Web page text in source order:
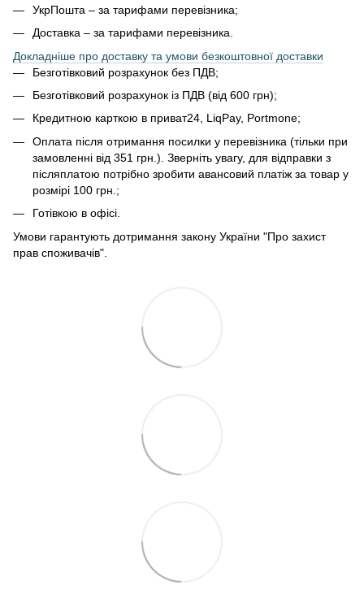
УкрПошта – за тарифами перевізника;
Доставка – за тарифами перевізника.
Докладніше про доставку та умови безкоштовної доставки
Безготівковий розрахунок без ПДВ;
Безготівковий розрахунок із ПДВ (від 600 грн);
Кредитною карткою в приват24, LiqPay, Portmone;
Оплата після отримання посилки у перевізника (тільки при
замовленні від 351 грн.). Зверніть увагу, для відправки з
післяплатою потрібно зробити авансовий платіж за товар у
розмірі 100 грн.;
Готівкою в офісі.
Умови гарантують дотримання закону України "Про захист
прав споживачів".